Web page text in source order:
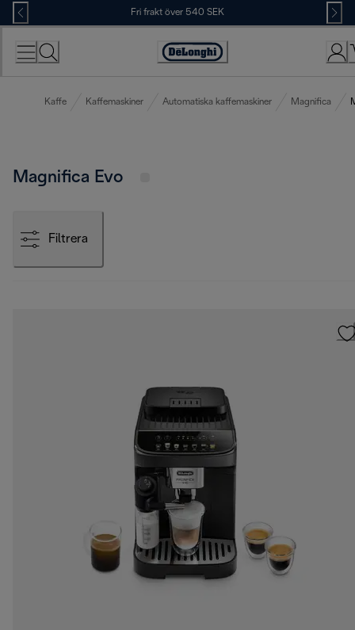
Skip
to
Content
Fri frakt över 540 SEK
Accessibility
Kaffe Kaffemaskiner Automatiska kaffemaskiner Magnifica
Magnifica Evo
Filtrera